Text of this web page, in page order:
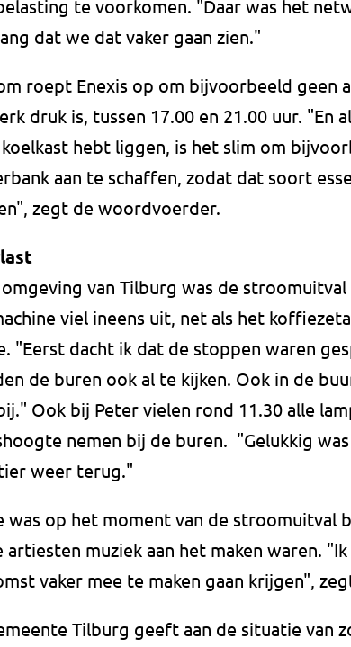
te voorkomen. "Daar was het
dat we dat vaker gaan zien."
roept Enexis op om bijvoorbeeld geen
druk is, tussen 17.00 en 21.00 uur. "En
hebt liggen, is het slim om
aan te schaffen, zodat dat soort
zegt de woordvoerder.
van Tilburg was de
viel ineens uit, net als het
"Eerst dacht ik dat de stoppen waren
de buren ook al te kijken. Ook in de
Ook bij Peter vielen rond 11.30 alle
nemen bij de buren. "Gelukkig
weer terug."
was op het moment van de stroomuitval
artiesten muziek aan het maken waren.
vaker mee te maken gaan krijgen",
Tilburg geeft aan de situatie van